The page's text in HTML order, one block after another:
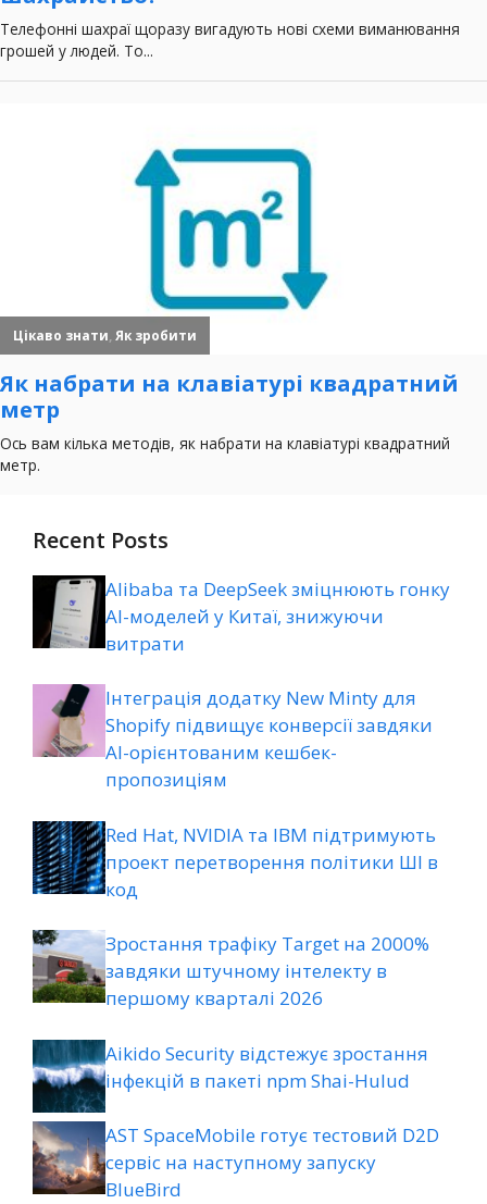
Recent Posts
Alibaba та DeepSeek зміцнюють гонку
AI-моделей у Китаї, знижуючи
витрати
Інтеграція додатку New Minty для
Shopify підвищує конверсії завдяки
AI-орієнтованим кешбек-
пропозиціям
Red Hat, NVIDIA та IBM підтримують
проект перетворення політики ШІ в
код
Зростання трафіку Target на 2000%
завдяки штучному інтелекту в
першому кварталі 2026
Aikido Security відстежує зростання
інфекцій в пакеті npm Shai-Hulud
AST SpaceMobile готує тестовий D2D
сервіс на наступному запуску
BlueBird